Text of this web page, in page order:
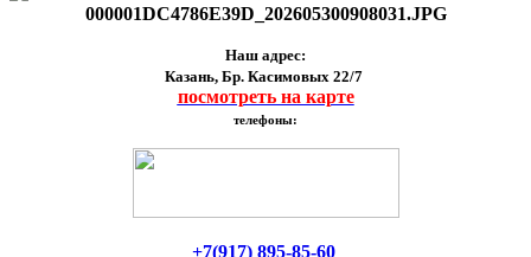
Наш адрес:
Казань, Бр. Касимовых 22/7
посмотреть на карте
телефоны:
+7(917) 895-85-60